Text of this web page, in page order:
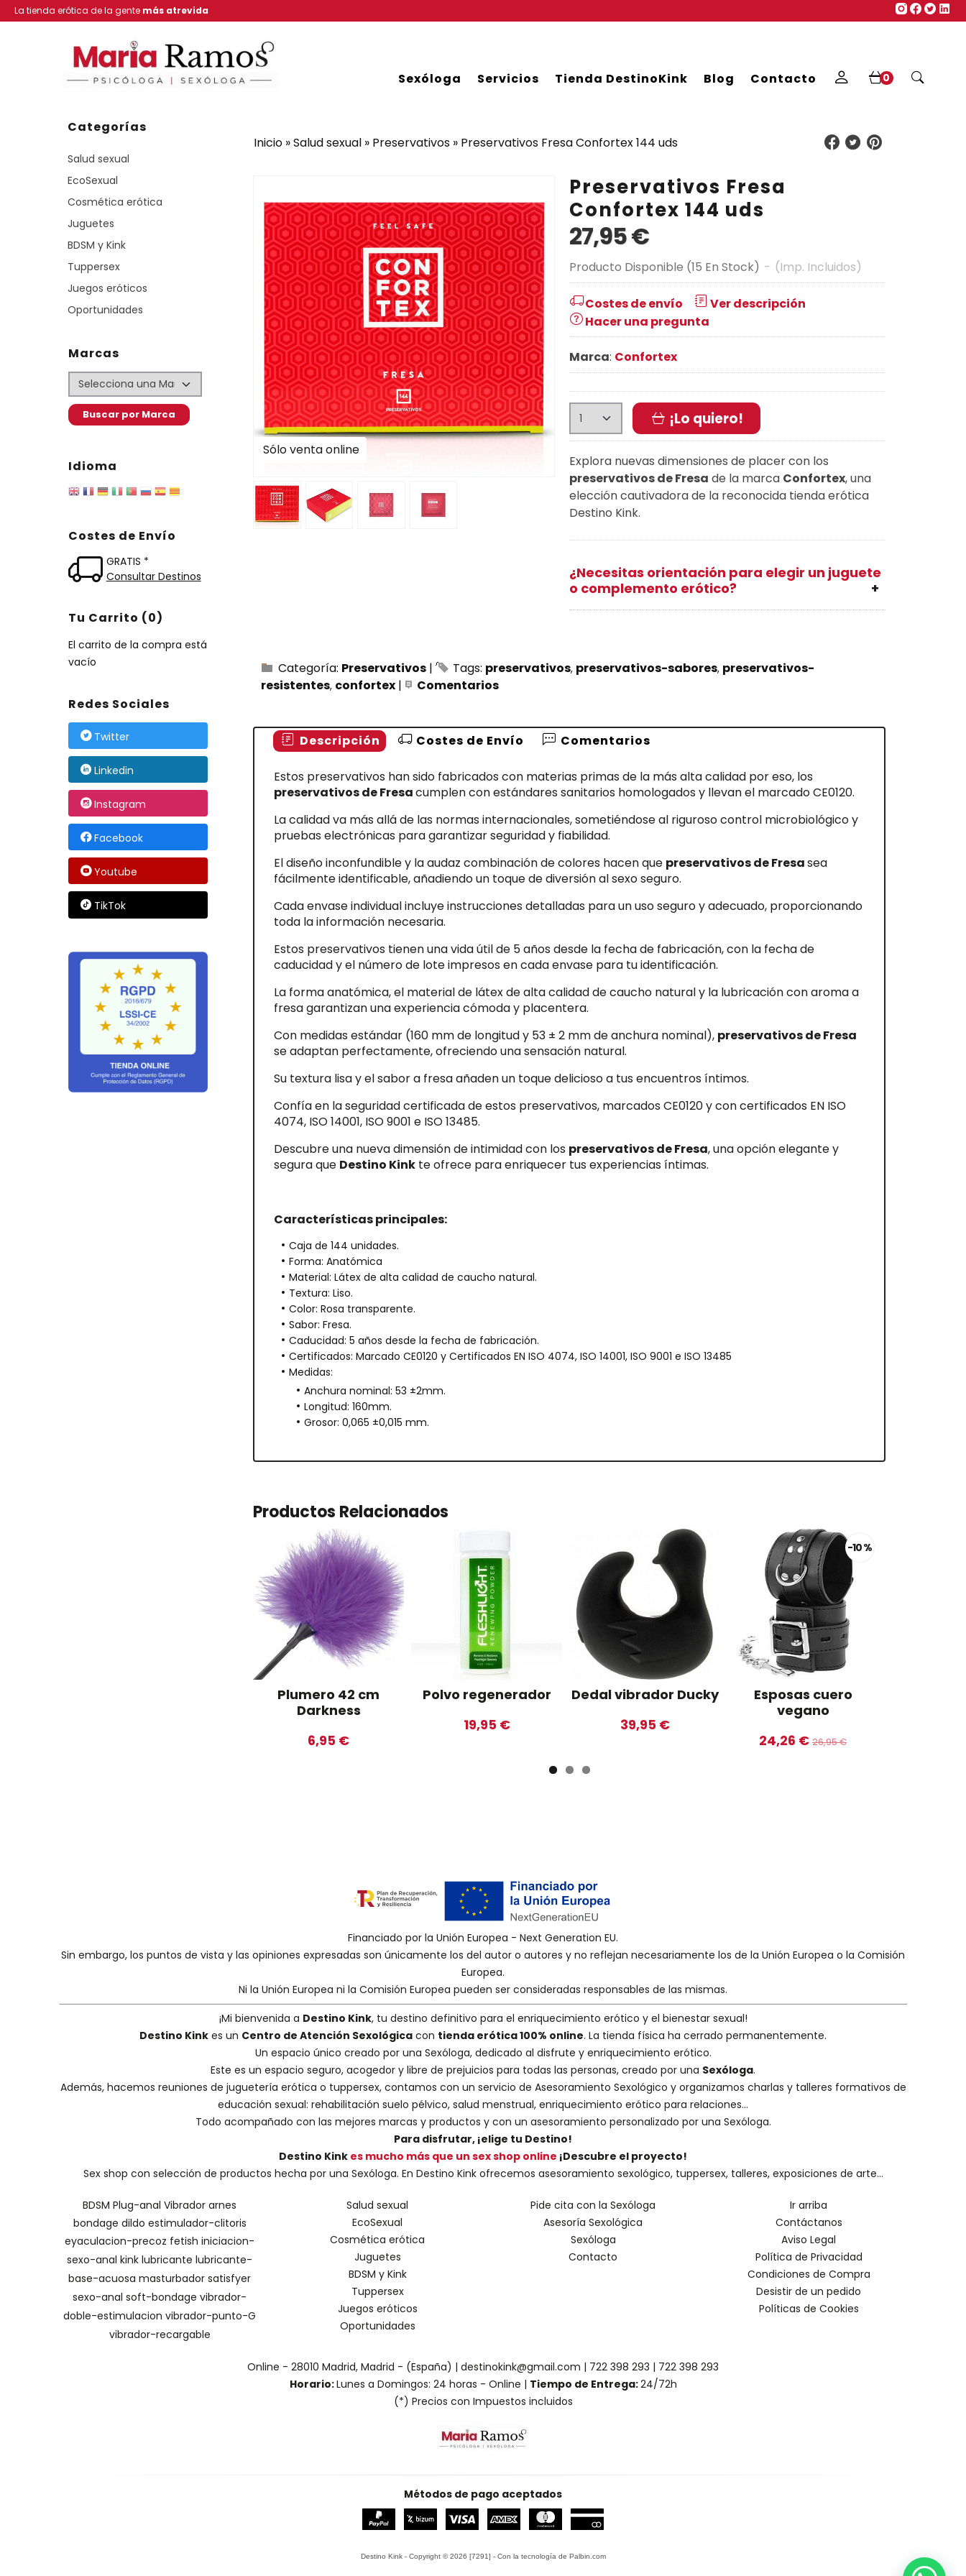
La tienda erótica de la gente más atrevida
Sexóloga Servicios Tienda DestinoKink Blog Contacto 0
Categorías
Salud sexual
EcoSexual
Cosmética erótica
Juguetes
BDSM y Kink
Tuppersex
Juegos eróticos
Oportunidades
Marcas
Idioma
Costes de Envío
GRATIS *
Consultar Destinos
Tu Carrito (0)
El carrito de la compra está
vacío
Redes Sociales
Twitter
Linkedin
Instagram
Facebook
Youtube
TikTok
Inicio »Salud sexual » Preservativos » Preservativos Fresa Confortex 144 uds
Sólo venta online
Preservativos Fresa
Confortex 144 uds
27,95 €
Producto Disponible (15 En Stock) - (Imp. Incluidos)
Costes de envío
Ver descripción
Hacer una pregunta
Marca: Confortex
¡Lo quiero!
Explora nuevas dimensiones de placer con los
preservativos de Fresa de la marca Confortex, una
elección cautivadora de la reconocida tienda erótica
Destino Kink.
¿Necesitas orientación para elegir un juguete
o complemento erótico?
Categoría: Preservativos | Tags: preservativos preservativos-sabores preservativos-
resistentes confortex | Comentarios
Descripción Costes de Envío Comentarios
Estos preservativos han sido fabricados con materias primas de la más alta calidad por eso, los
preservativos de Fresacumplen con estándares sanitarios homologados y llevan el marcado CE0120.
La calidad va más allá de las normas internacionales, sometiéndose al riguroso control microbiológico y
pruebas electrónicas para garantizar seguridad y fiabilidad.
El diseño inconfundible y la audaz combinación de colores hacen que preservativos de Fresasea
fácilmente identificable, añadiendo un toque de diversión al sexo seguro.
Cada envase individual incluye instrucciones detalladas para un uso seguro y adecuado, proporcionando
toda la información necesaria.
Estos preservativos tienen una vida útil de 5 años desde la fecha de fabricación, con la fecha de
caducidad y el número de lote impresos en cada envase para tu identificación.
La forma anatómica, el material de látex de alta calidad de caucho natural y la lubricación con aroma a
fresa garantizan una experiencia cómoda y placentera.
Con medidas estándar (160 mm de longitud y 53 ± 2 mm de anchura nominal), preservativos de Fresa
se adaptan perfectamente, ofreciendo una sensación natural.
Su textura lisa y el sabor a fresa añaden un toque delicioso a tus encuentros íntimos.
Confía en la seguridad certificada de estos preservativos, marcados CE0120 y con certificados EN ISO
4074, ISO 14001, ISO 9001 e ISO 13485.
Descubre una nueva dimensión de intimidad con los preservativos de Fresa, una opción elegante y
segura que Destino Kink te ofrece para enriquecer tus experiencias íntimas.
Características principales:
Caja de 144 unidades.
Forma: Anatómica
Material: Látex de alta calidad de caucho natural.
Textura: Liso.
Color: Rosa transparente.
Sabor: Fresa.
Caducidad: 5 años desde la fecha de fabricación.
Certificados: Marcado CE0120 y Certificados EN ISO 4074, ISO 14001, ISO 9001 e ISO 13485
Medidas:
Anchura nominal: 53 ±2mm.
Longitud: 160mm.
Grosor: 0,065 ±0,015 mm.
Productos Relacionados
Plumero 42 cm
Darkness
6,95 €
Polvo regenerador
19,95 €
Dedal vibrador Ducky
39,95 €
-10 %
Esposas cuero
vegano
24,26 € 26,95 €
Financiado por la Unión Europea - Next Generation EU.
Sin embargo, los puntos de vista y las opiniones expresadas son únicamente los del autor o autores y no reflejan necesariamente los de la Unión Europea o la Comisión
Europea.
Ni la Unión Europea ni la Comisión Europea pueden ser consideradas responsables de las mismas.
¡Mi bienvenida a Destino Kink, tu destino definitivo para el enriquecimiento erótico y el bienestar sexual!
Destino Kink es un Centro de Atención Sexológica con tienda erótica 100% online. La tienda física ha cerrado permanentemente.
Un espacio único creado por una Sexóloga, dedicado al disfrute y enriquecimiento erótico.
Este es un espacio seguro, acogedor y libre de prejuicios para todas las personas, creado por una Sexóloga.
Además, hacemos reuniones de juguetería erótica o tuppersex, contamos con un servicio de Asesoramiento Sexológico y organizamos charlas y talleres formativos de
educación sexual: rehabilitación suelo pélvico, salud menstrual, enriquecimiento erótico para relaciones...
Todo acompañado con las mejores marcas y productos y con un asesoramiento personalizado por una Sexóloga.
Para disfrutar, ¡elige tu Destino!
Destino Kink es mucho más que un sex shop online ¡Descubre el proyecto!
Sex shop con selección de productos hecha por una Sexóloga. En Destino Kink ofrecemos asesoramiento sexológico, tuppersex, talleres, exposiciones de arte...
BDSM Plug-anal Vibrador arnes
bondage dildo estimulador-clitoris
eyaculacion-precoz fetish iniciacion-
sexo-anal kink lubricante lubricante-
base-acuosa masturbador satisfyer
sexo-anal soft-bondage vibrador-
doble-estimulacion vibrador-punto-G
vibrador-recargable
Salud sexual
EcoSexual
Cosmética erótica
Juguetes
BDSM y Kink
Tuppersex
Juegos eróticos
Oportunidades
Pide cita con la Sexóloga
Asesoría Sexológica
Sexóloga
Contacto
Ir arriba
Contáctanos
Aviso Legal
Política de Privacidad
Condiciones de Compra
Desistir de un pedido
Políticas de Cookies
Online - 28010 Madrid, Madrid - (España) | destinokink@gmail.com | 722 398 293 | 722 398 293
Horario:Lunes a Domingos: 24 horas - Online | Tiempo de Entrega:24/72h
(*) Precios con Impuestos incluidos
Métodos de pago aceptados
Destino Kink- Copyright © 2026 [7291] - Con la tecnología de Palbin.com